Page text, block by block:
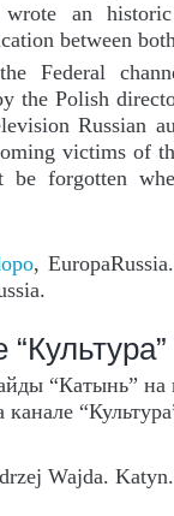
an
between
Federal
the Polish
Russian
victims of
be forgotten
,
“Катынь” на
Wajda.